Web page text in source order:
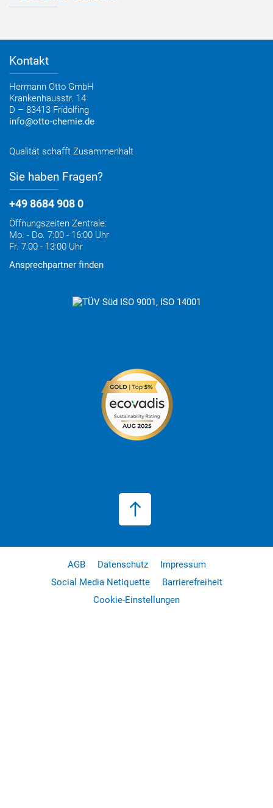
Referenzen
Verbrauchsrechner
Medienportal
Bestelloptionen
Elektronischer Rechnungsversand
Entsorgung & Verpackungsrücknahme
Kontakt
Hermann Otto GmbH
Krankenhausstr. 14
D – 83413 Fridolfing
info@otto-chemie.de
Qualität schafft Zusammenhalt
Sie haben Fragen?
+49 8684 908 0
Öffnungszeiten Zentrale:
Mo. - Do. 7:00 - 16:00 Uhr
Fr. 7:00 - 13:00 Uhr
Ansprechpartner finden
AGB Datenschutz
Impressum
Social Media Netiquette
Barrierefreiheit
Cookie-Einstellungen